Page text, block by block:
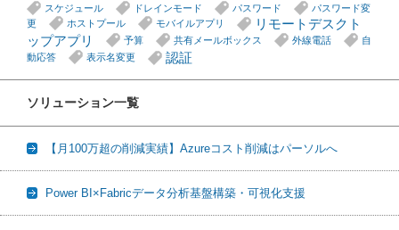
スケジュール ドレインモード パスワード
パスワード変
更
ホストプール モバイルアプリ
リモートデスクト
ップアプリ
予算 共有メールボックス 外線電話
自
動応答
表示名変更 認証
ソリューション一覧
【月100万超の削減実績】Azureコスト削減はパーソルへ
Power BI×Fabricデータ分析基盤構築・可視化支援